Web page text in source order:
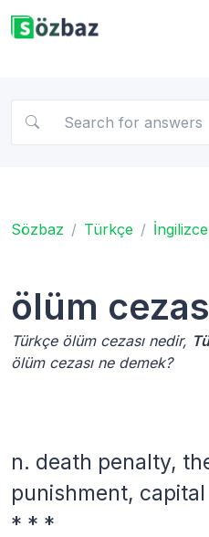
Sözbaz Türkçe İngilizce
ölüm
Türkçe ölüm cezası nedir,
ölüm cezası ne demek?
n. death penalty,
punishment,
* * *